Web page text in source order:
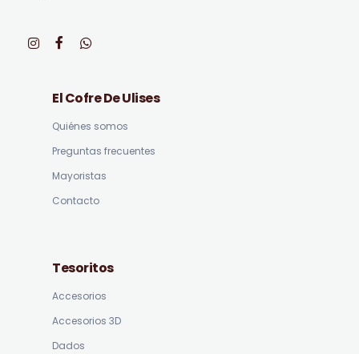
El Cofre De Ulises
Quiénes somos
Preguntas frecuentes
Mayoristas
Contacto
Tesoritos
Accesorios
Accesorios 3D
Dados